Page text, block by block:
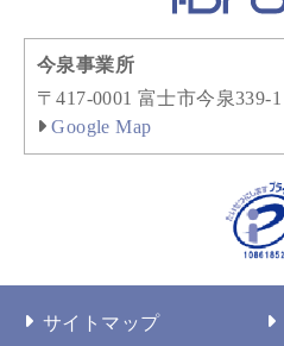
今泉事業所
〒417-0001 富士市今泉339-1
Google Map
サイトマップ